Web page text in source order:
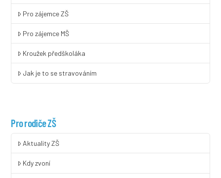
Pro zájemce ZŠ
Pro zájemce MŠ
Kroužek předškoláka
Jak je to se stravováním
Pro rodiče ZŠ
Aktuality ZŠ
Kdy zvoní